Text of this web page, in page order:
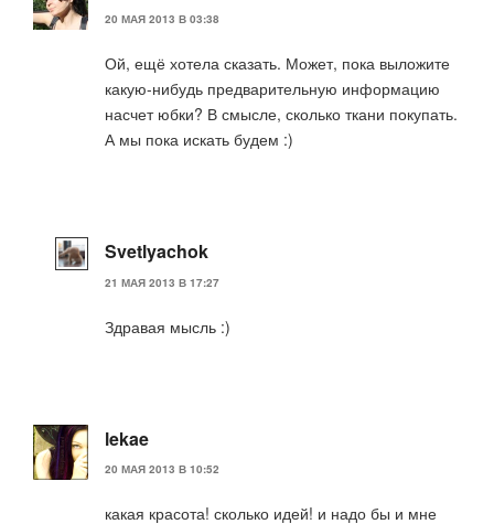
20 МАЯ 2013 В 03:38
Ой, ещё хотела сказать. Может, пока выложите
какую-нибудь предварительную информацию
насчет юбки? В смысле, сколько ткани покупать.
А мы пока искать будем :)
Svetlyachok
21 МАЯ 2013 В 17:27
Здравая мысль :)
lekae
20 МАЯ 2013 В 10:52
какая красота! сколько идей! и надо бы и мне